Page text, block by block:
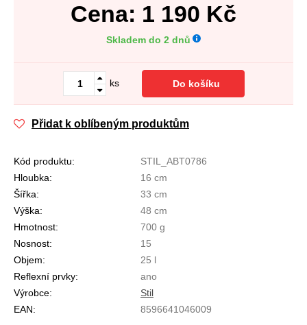
Cena: 1 190 Kč
Skladem do 2 dnů
ks Do košíku
Přidat k oblíbeným produktům
Kód produktu:
STIL_ABT0786
Hloubka:
16 cm
Šířka:
33 cm
Výška:
48 cm
Hmotnost:
700 g
Nosnost:
15
Objem:
25 l
Reflexní prvky:
ano
Výrobce:
Stil
EAN:
8596641046009